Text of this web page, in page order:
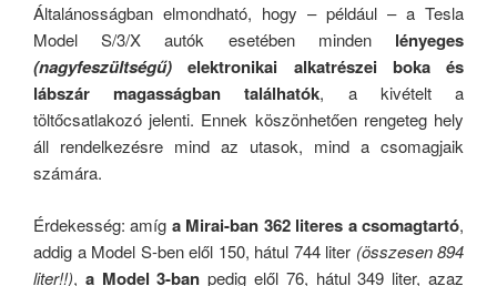
Általánosságban elmondható, hogy – például – a Tesla
Model S/3/X autók esetében minden lényeges
(nagyfeszültségű) elektronikai alkatrészei boka és
lábszár magasságban találhatók, a kivételt a
töltőcsatlakozó jelenti. Ennek köszönhetően rengeteg hely
áll rendelkezésre mind az utasok, mind a csomagjaik
számára.
Érdekesség: amíg a Mirai-ban 362 literes a csomagtartó,
addig a Model S-ben elől 150, hátul 744 liter (összesen 894
liter!!), a Model 3-ban pedig elől 76, hátul 349 liter, azaz